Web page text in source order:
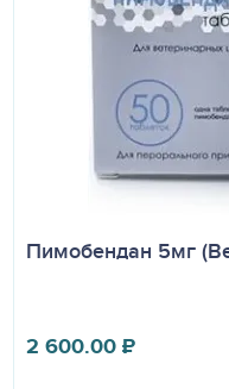
Пимобендан 5мг
2 600.00₽